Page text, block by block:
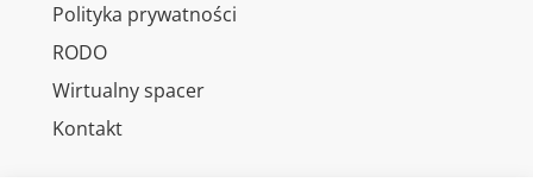
Polityka prywatności
RODO
Wirtualny spacer
Kontakt